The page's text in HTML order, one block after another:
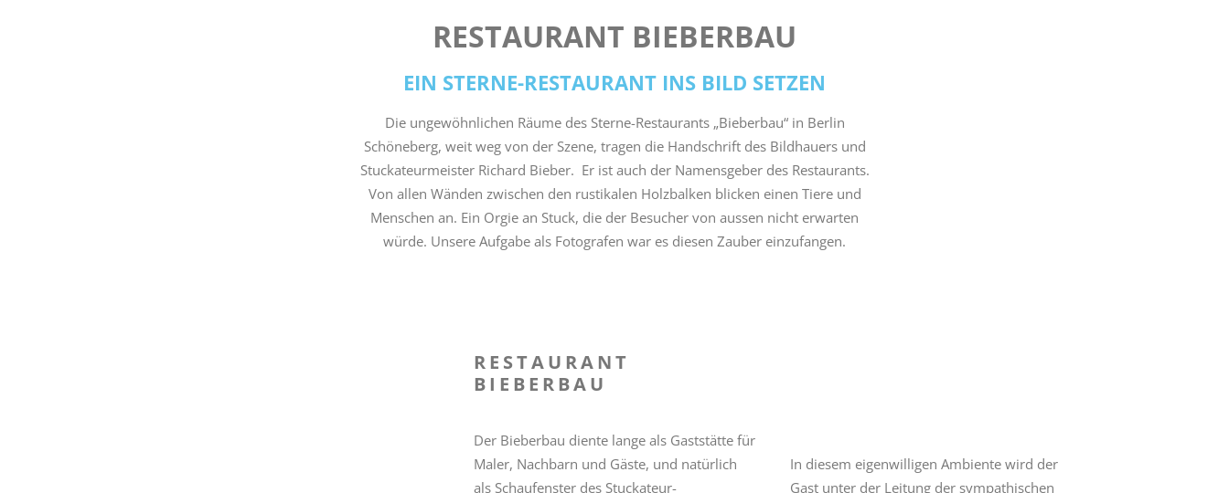
RESTAURANT BIEBERBAU
EIN STERNE-RESTAURANT INS BILD SETZEN
Die ungewöhnlichen Räume des Sterne-Restaurants „Bieberbau“ in Berlin
Schöneberg, weit weg von der Szene, tragen die Handschrift des Bildhauers und
Stuckateurmeister Richard Bieber. Er ist auch der Namensgeber des Restaurants.
Von allen Wänden zwischen den rustikalen Holzbalken blicken einen Tiere und
Menschen an. Ein Orgie an Stuck, die der Besucher von aussen nicht erwarten
würde. Unsere Aufgabe als Fotografen war es diesen Zauber einzufangen.
RESTAURANT
BIEBERBAU
Der Bieberbau diente lange als Gaststätte für
Maler, Nachbarn und Gäste, und natürlich
als Schaufenster des Stuckateur-
In diesem eigenwilligen Ambiente wird der
Gast unter der Leitung der sympathischen